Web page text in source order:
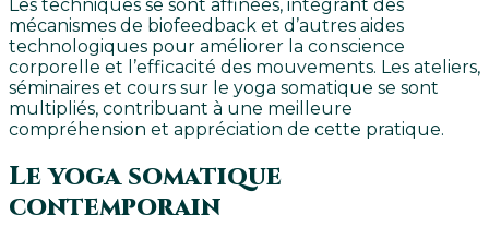
Les techniques se sont affinées, intégrant des
mécanismes de biofeedback et d’autres aides
technologiques pour améliorer la conscience
corporelle et l’efficacité des mouvements. Les ateliers,
séminaires et cours sur le yoga somatique se sont
multipliés, contribuant à une meilleure
compréhension et appréciation de cette pratique.
Le yoga somatique
contemporain